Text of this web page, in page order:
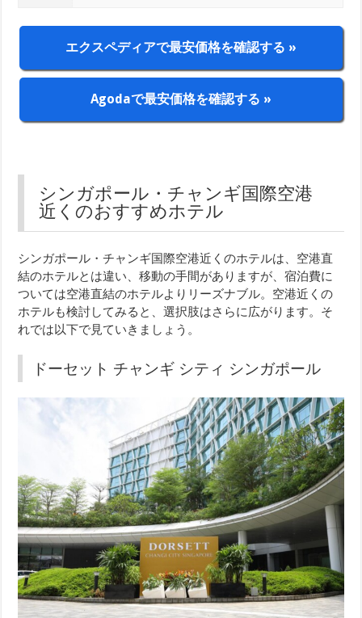
エクスペディアで最安価格を確認する »
Agodaで最安価格を確認する »
シンガポール・チャンギ国際空港
近くのおすすめホテル
シンガポール・チャンギ国際空港近くのホテルは、空港直
結のホテルとは違い、移動の手間がありますが、宿泊費に
ついては空港直結のホテルよりリーズナブル。空港近くの
ホテルも検討してみると、選択肢はさらに広がります。そ
れでは以下で見ていきましょう。
ドーセット チャンギ シティ シンガポール